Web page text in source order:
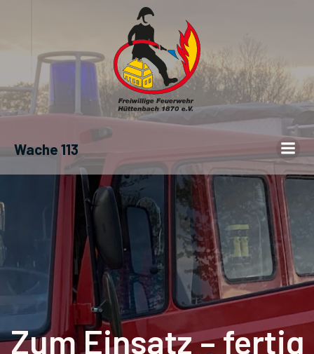
Wache 113
Zum Einsatz – fertig